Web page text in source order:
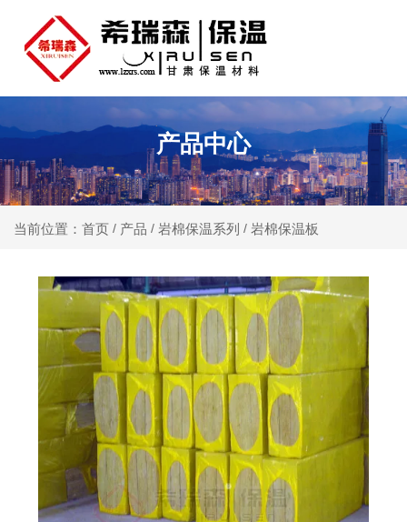
产品中心
当前位置：首页 / 产品 / 岩棉保温系列 / 岩棉保温板